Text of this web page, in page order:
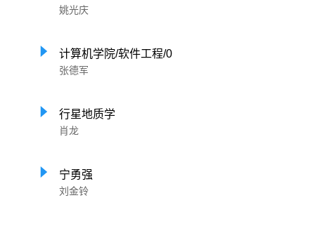
姚光庆
计算机学院/软件工程/0
张德军
行星地质学
肖龙
宁勇强
刘金铃